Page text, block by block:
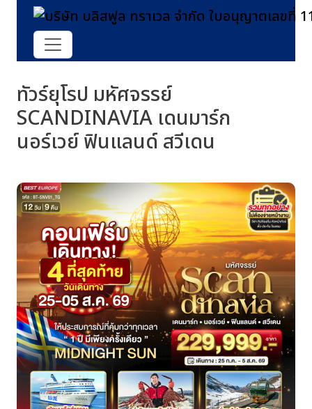
ทัวร์ยุโรป มหัศจรรย์
SCANDINAVIA เดนมาร์ก
นอร์เวย์ ฟินแลนด์ สวีเดน